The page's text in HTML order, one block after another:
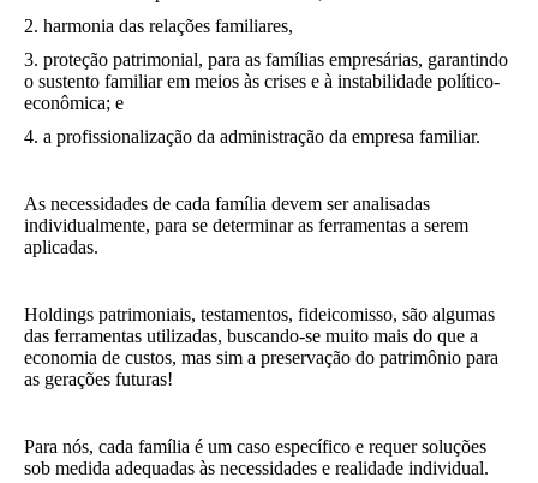
2. harmonia das relações familiares,
3. proteção patrimonial, para as famílias empresárias, garantindo
o sustento familiar em meios às crises e à instabilidade político-
econômica; e
4. a profissionalização da administração da empresa familiar.
As necessidades de cada família devem ser analisadas
individualmente, para se determinar as ferramentas a serem
aplicadas.
Holdings patrimoniais, testamentos, fideicomisso, são algumas
das ferramentas utilizadas, buscando-se muito mais do que a
economia de custos, mas sim a preservação do patrimônio para
as gerações futuras!
Para nós, cada família é um caso específico e requer soluções
sob medida adequadas às necessidades e realidade individual.